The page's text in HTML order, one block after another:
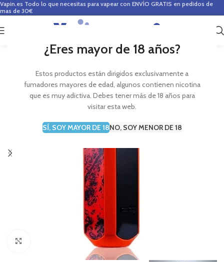
¿Eres mayor de 18 años?
Estos productos están dirigidos exclusivamente a
fumadores mayores de edad, algunos contienen nicotina
que es muy adictiva. Debes tener más de 18 años para
visitar esta web.
SÍ, SOY MAYOR DE 18NO, SOY MENOR DE 18
Vapin.es Todo lo que necesitas para vapear con ENVÍO GRATIS en pedidos de
mas de 30€
0
Haga Click para agrandar